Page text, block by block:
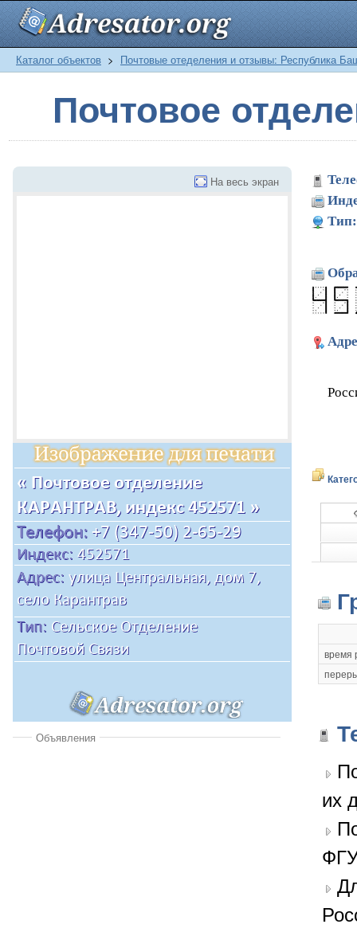
Каталог объектов > Почтовые отеделения и отзывы: Республика
Почтовое
На весь экран
Объявления
Тип:
время
их